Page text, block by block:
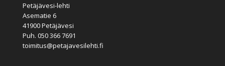
Petäjävesi-lehti
Asematie 6
41900 Petäjävesi
Puh. 050 366 7691
toimitus@petajavesilehti.fi